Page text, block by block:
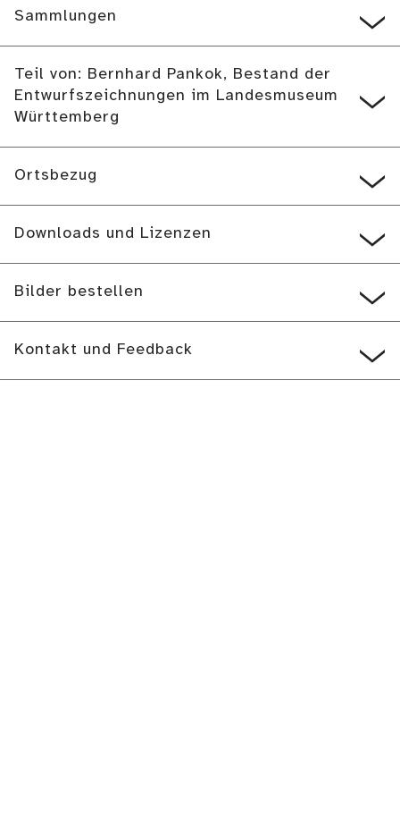
Sammlungen
Teil von: Bernhard Pankok, Bestand der
Entwurfszeichnungen im Landesmuseum
Württemberg
Ortsbezug
Downloads und Lizenzen
Bilder bestellen
Kontakt und Feedback